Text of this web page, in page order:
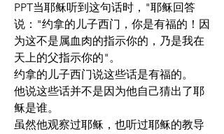
PPT当耶稣听到这句话时，"耶稣回答
说："约拿的儿子西门，你是有福的！因
为这不是属血肉的指示你的，乃是我在
天上的父指示你的"。
约拿的儿子西门说这些话是有福的。
他说这些话并不是因为他自己猜出了耶
稣是谁。
虽然他观察过耶稣，也听过耶稣的教导